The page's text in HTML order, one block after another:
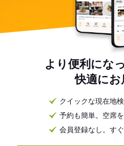
より便利にな
快適にお
クイックな現在地
予約も簡単。空席
会員登録なし。す